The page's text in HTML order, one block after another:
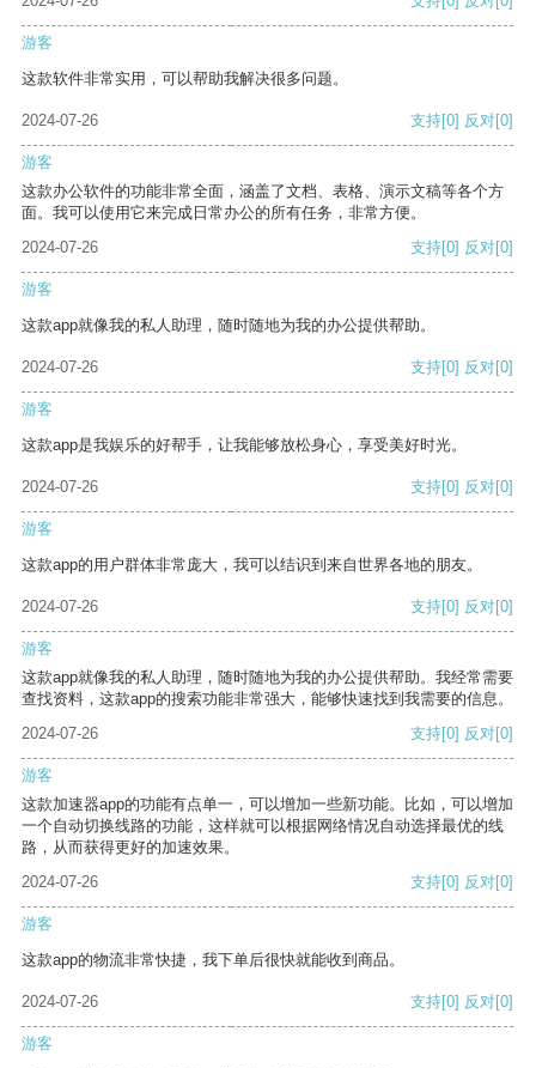
游客
这款软件非常实用，可以帮助我解决很多问题。
2024-07-26 支持[0] 反对[0]
游客
这款办公软件的功能非常全面，涵盖了文档、表格、演示文稿等各个方
面。我可以使用它来完成日常办公的所有任务，非常方便。
2024-07-26
支持[0] 反对[0]
游客
这款app就像我的私人助理，随时随地为我的办公提供帮助。
2024-07-26 支持[0] 反对[0]
游客
这款app是我娱乐的好帮手，让我能够放松身心，享受美好时光。
2024-07-26 支持[0] 反对[0]
游客
这款app的用户群体非常庞大，我可以结识到来自世界各地的朋友。
2024-07-26 支持[0] 反对[0]
游客
这款app就像我的私人助理，随时随地为我的办公提供帮助。我经常需要
查找资料，这款app的搜索功能非常强大，能够快速找到我需要的信息。
2024-07-26
支持[0] 反对[0]
游客
这款加速器app的功能有点单一，可以增加一些新功能。比如，可以增加
一个自动切换线路的功能，这样就可以根据网络情况自动选择最优的线
路，从而获得更好的加速效果。
2024-07-26
支持[0] 反对[0]
游客
这款app的物流非常快捷，我下单后很快就能收到商品。
2024-07-26 支持[0] 反对[0]
游客